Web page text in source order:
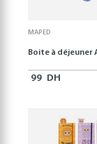
MAPED
Boite à déjeuner
99 DH